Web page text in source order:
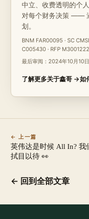
中立、收费透明的个
对每个财务决策 ——
划。
BNM FAR00095 · SC
C005430 · RFP
最后审阅： 2024年10月10日
了解更多关于鑫哥 →如
← 上一篇
英伟达是时候 All In? 我
拭目以待 👀
← 回到全部文章